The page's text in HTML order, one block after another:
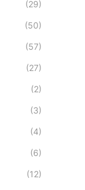
(29)
(50)
(57)
(27)
(2)
(3)
(4)
(6)
(12)